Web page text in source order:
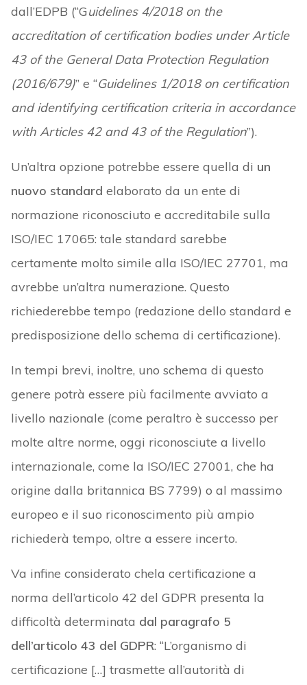
dall’EDPB (“Guidelines 4/2018 on the
accreditation of certification bodies under Article
43 of the General Data Protection Regulation
(2016/679)” e “Guidelines 1/2018 on certification
and identifying certification criteria in accordance
with Articles 42 and 43 of the Regulation”).
Un’altra opzione potrebbe essere quella di un
nuovo standard elaborato da un ente di
normazione riconosciuto e accreditabile sulla
ISO/IEC 17065: tale standard sarebbe
certamente molto simile alla ISO/IEC 27701, ma
avrebbe un’altra numerazione. Questo
richiederebbe tempo (redazione dello standard e
predisposizione dello schema di certificazione).
In tempi brevi, inoltre, uno schema di questo
genere potrà essere più facilmente avviato a
livello nazionale (come peraltro è successo per
molte altre norme, oggi riconosciute a livello
internazionale, come la ISO/IEC 27001, che ha
origine dalla britannica BS 7799) o al massimo
europeo e il suo riconoscimento più ampio
richiederà tempo, oltre a essere incerto.
Va infine considerato chela certificazione a
norma dell’articolo 42 del GDPR presenta la
difficoltà determinata dal paragrafo 5
dell’articolo 43 del GDPR: “L’organismo di
certificazione […] trasmette all’autorità di